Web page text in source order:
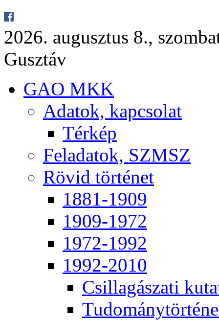
2026. au­gusz­tus 8.,
Gusz­táv
GAO MKK
Ada­tok, kap­cso­lat
Tér­kép
Fel­ada­tok, SZMSZ
Rö­vid tör­té­net
1881-1909
1909-1972
1972-1992
1992-2010
Csil­la­gá­sza­ti